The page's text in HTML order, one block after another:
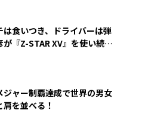
は食いつき、ドライバーは弾
が『Z-STAR XV』を使い続け
ジャー制覇達成で世界の男女
肩を並べる！